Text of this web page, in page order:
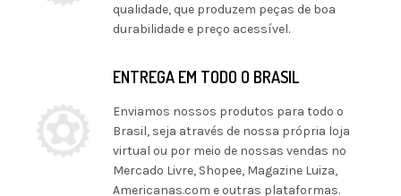
qualidade, que produzem peças de boa
durabilidade e preço acessível.
ENTREGA EM TODO O BRASIL
Enviamos nossos produtos para todo o
Brasil, seja através de nossa própria loja
virtual ou por meio de nossas vendas no
Mercado Livre, Shopee, Magazine Luiza,
Americanas.com e outras plataformas.